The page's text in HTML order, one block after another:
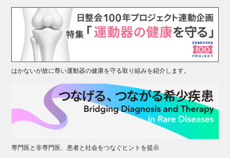
はかないが故に尊い運動器の健康を守る取り組みを紹介します。
専門医と非専門医、患者と社会をつなぐヒントを提示